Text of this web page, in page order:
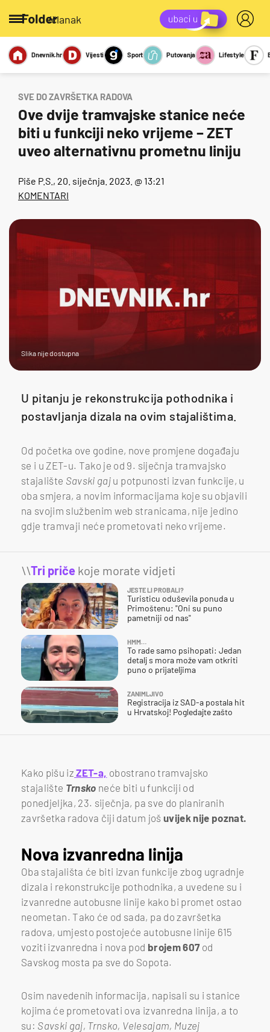
/članak
Miks Kviz
Report
Sexy
Dnevnik.hr Vijesti Sport Putovanja Lifestyle
SVE DO ZAVRŠETKA RADOVA
Ove dvije tramvajske stanice neće
biti u funkciji neko vrijeme – ZET
uveo alternativnu prometnu liniju
Piše P.S. , 20. siječnja. 2023. @ 13:21
KOMENTARI
Slika nije dostupna
U pitanju je rekonstrukcija pothodnika i
postavljanja dizala na ovim stajalištima.
Od početka ove godine, nove promjene događaju
se i u ZET-u. Tako je od 9. siječnja tramvajsko
stajalište Savski gaj u potpunosti izvan funkcije, u
oba smjera, a novim informacijama koje su objavili
na svojim službenim web stranicama, nije jedino
gdje tramvaji neće prometovati neko vrijeme.
\\Tri priče koje morate vidjeti
JESTE LI PROBALI?
Turisticu oduševila ponuda u
Primoštenu: "Oni su puno
pametniji od nas"
HMM…
To rade samo psihopati: Jedan
detalj s mora može vam otkriti
puno o prijateljima
ZANIMLJIVO
Registracija iz SAD-a postala hit
u Hrvatskoj! Pogledajte zašto
Kako pišu iz ZET-a, obostrano tramvajsko
stajalište Trnsko neće biti u funkciji od
ponedjeljka, 23. siječnja, pa sve do planiranih
završetka radova čiji datum još uvijek nije poznat.
Nova izvanredna linija
Oba stajališta će biti izvan funkcije zbog ugradnje
dizala i rekonstrukcije pothodnika, a uvedene su i
izvanredne autobusne linije kako bi promet ostao
neometan. Tako će od sada, pa do završetka
radova, umjesto postojeće autobusne linije 615
voziti izvanredna i nova pod brojem 607od
Savskog mosta pa sve do Sopota.
Osim navedenih informacija, napisali su i stanice
kojima će prometovati ova izvanredna linija, a to
su: Savski gaj, Trnsko, Velesajam, Muzej